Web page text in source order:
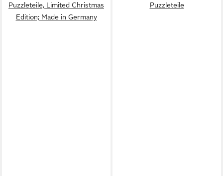
Puzzleteile, Limited Christmas
Edition; Made in Germany
Puzzleteile